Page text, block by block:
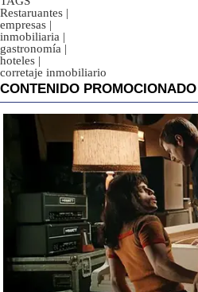
Restaruantes |
empresas |
inmobiliaria |
gastronomía |
hoteles |
corretaje inmobiliario